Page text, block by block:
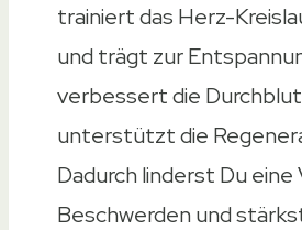
trainiert das Herz-
und trägt zur
verbessert die
unterstützt die
Dadurch linderst Du eine
Beschwerden und